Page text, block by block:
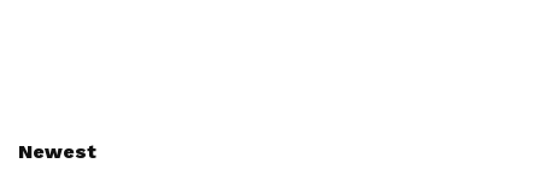
Newest